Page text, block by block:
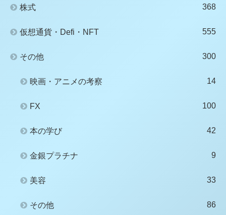
株式 368
仮想通貨・Defi・NFT 555
その他 300
映画・アニメの考察 14
FX 100
本の学び 42
金銀プラチナ 9
美容 33
その他 86